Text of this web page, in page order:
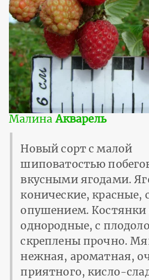
МалинаАкварель
Новый сорт с малой
шиповатостью
вкусными ягодами.
конические, красные,
опушением. Костянки
однородные, с
скреплены прочно.
нежная, ароматная,
приятного, кисло-